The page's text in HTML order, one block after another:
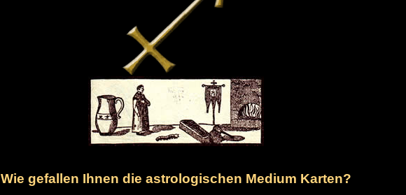
Wie gefallen Ihnen die astrologischen Medium Karten?